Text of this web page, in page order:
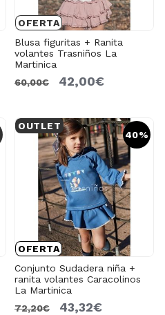
OFERTA
Blusa figuritas + Ranita
volantes Trasniños La
Martinica
60,00€
42,00€
40%
OFERTA
OUTLET
Conjunto Sudadera niña +
ranita volantes Caracolinos
La Martinica
72,20€
43,32€